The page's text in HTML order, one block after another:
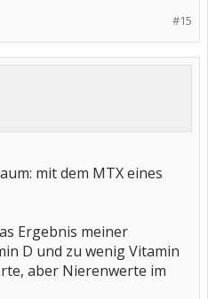
#15
mit dem MTX eines
Ergebnis meiner
D und zu wenig Vitamin
aber Nierenwerte im